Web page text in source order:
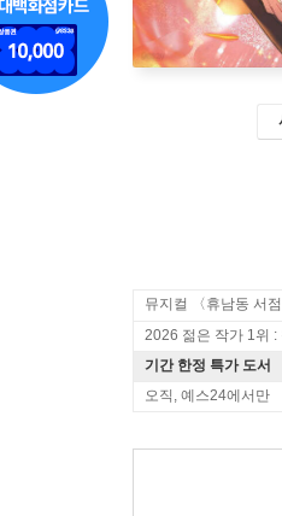
2026 젊은 작가 1위 :
기간 한정 특가 도서
오직, 예스24에서만